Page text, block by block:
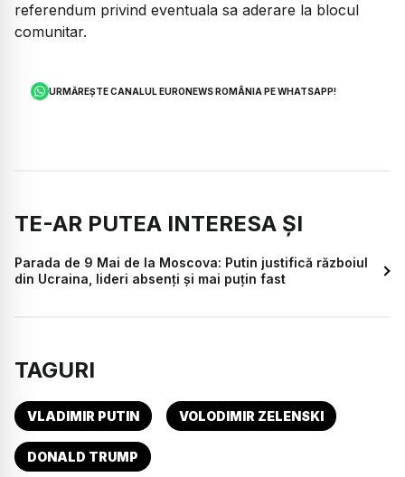
referendum privind eventuala sa aderare la blocul
comunitar.
URMĂREȘTE CANALUL EURONEWS ROMÂNIA PE WHATSAPP!
TE-AR PUTEA INTERESA ȘI
Parada de 9 Mai de la Moscova: Putin justifică războiul
din Ucraina, lideri absenți și mai puțin fast
TAGURI
VLADIMIR PUTIN VOLODIMIR ZELENSKI
DONALD TRUMP